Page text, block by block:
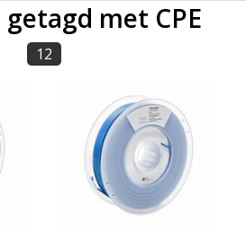
met CPE
12